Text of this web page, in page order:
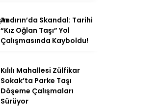
Andırın’da Skandal: Tarihi
“Kız Oğlan Taşı” Yol
Çalışmasında Kayboldu!
Kılılı Mahallesi Zülfikar
Sokak’ta Parke Taşı
Döşeme Çalışmaları
Sürüyor